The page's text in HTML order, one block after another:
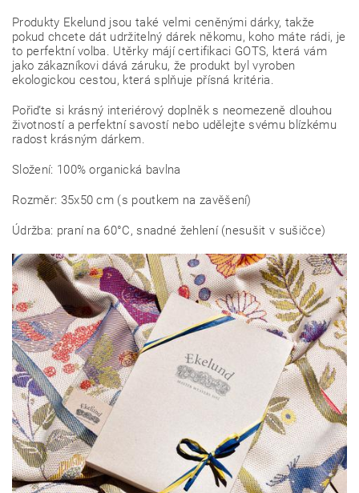
Produkty Ekelund jsou také velmi ceněnými dárky, takže
pokud chcete dát udržitelný dárek někomu, koho máte rádi, je
to perfektní volba. Utěrky májí certifikaci GOTS, která vám
jako zákazníkovi dává záruku, že produkt byl vyroben
ekologickou cestou, která splňuje přísná kritéria.
Pořiďte si krásný interiérový doplněk s neomezeně dlouhou
životností a perfektní savostí nebo udělejte svému blízkému
radost krásným dárkem.
Složení: 100% organická bavlna
Rozměr: 35x50 cm (s poutkem na zavěšení)
Údržba: praní na 60°C, snadné žehlení (nesušit v sušičce)